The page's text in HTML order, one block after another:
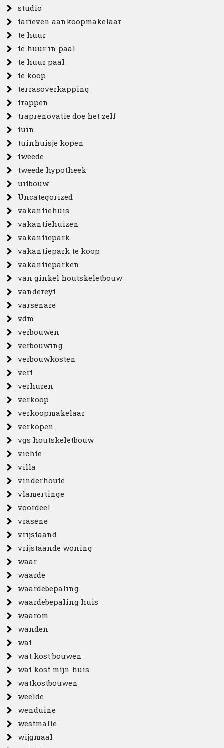
studio
tarieven aankoopmakelaar
te huur
te huur in paal
te huur paal
te koop
terrasoverkapping
trappen
traprenovatie doe het zelf
tuin
tuinhuisje kopen
tweede
tweede hypotheek
uitbouw
Uncategorized
vakantiehuis
vakantiehuizen
vakantiepark
vakantiepark te koop
vakantieparken
van ginkel houtskeletbouw
vandereyt
varsenare
vdm
verbouwen
verbouwing
verbouwkosten
verf
verhuren
verkoop
verkoopmakelaar
verkopen
vgs houtskeletbouw
vichte
villa
vinderhoute
vlamertinge
voordeel
vrasene
vrijstaand
vrijstaande woning
waar
waarde
waardebepaling
waardebepaling huis
waarom
wanden
wat
wat kost bouwen
wat kost mijn huis
watkostbouwen
weelde
wenduine
westmalle
wijgmaal